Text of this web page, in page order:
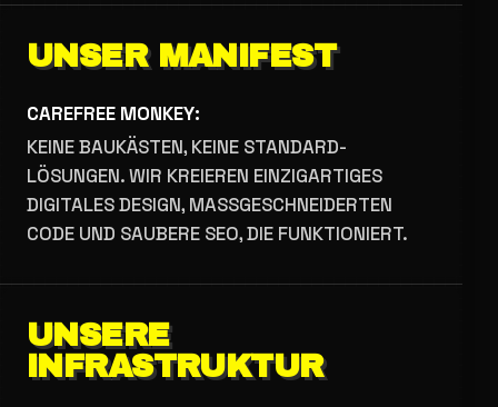
UNSER MANIFEST
CAREFREE MONKEY:
KEINE BAUKÄSTEN, KEINE STANDARD-
LÖSUNGEN. WIR KREIEREN EINZIGARTIGES
DIGITALES DESIGN, MASSGESCHNEIDERTEN C
ODE UND SAUBERE SEO, DIE FUNKTIONIERT.
UNSERE
INFRASTRUKTUR